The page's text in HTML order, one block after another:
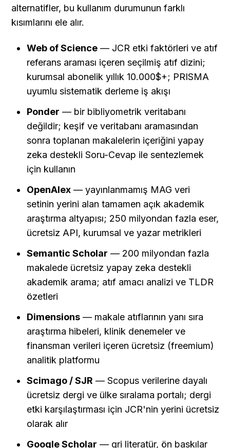
alternatifler, bu kullanım durumunun farklı
kısımlarını ele alır.
Web of Science — JCR etki faktörleri ve atıf
referans araması içeren seçilmiş atıf dizini;
kurumsal abonelik yıllık 10.000$+; PRISMA
uyumlu sistematik derleme iş akışı
Ponder — bir bibliyometrik veritabanı
değildir; keşif ve veritabanı aramasından
sonra toplanan makalelerin içeriğini yapay
zeka destekli Soru-Cevap ile sentezlemek
için kullanın
OpenAlex — yayınlanmamış MAG veri
setinin yerini alan tamamen açık akademik
araştırma altyapısı; 250 milyondan fazla eser,
ücretsiz API, kurumsal ve yazar metrikleri
Semantic Scholar — 200 milyondan fazla
makalede ücretsiz yapay zeka destekli
akademik arama; atıf amacı analizi ve TLDR
özetleri
Dimensions — makale atıflarının yanı sıra
araştırma hibeleri, klinik denemeler ve
finansman verileri içeren ücretsiz (freemium)
analitik platformu
Scimago / SJR — Scopus verilerine dayalı
ücretsiz dergi ve ülke sıralama portalı; dergi
etki karşılaştırması için JCR'nin yerini ücretsiz
olarak alır
Google Scholar — gri literatür, ön baskılar